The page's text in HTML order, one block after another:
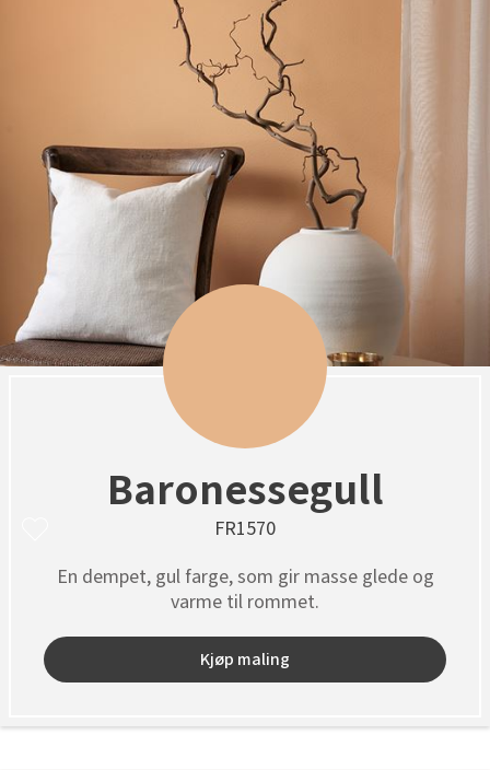
Baronessegull
FR1570
En dempet, gul farge, som gir masse glede og
varme til rommet.
Kjøp maling